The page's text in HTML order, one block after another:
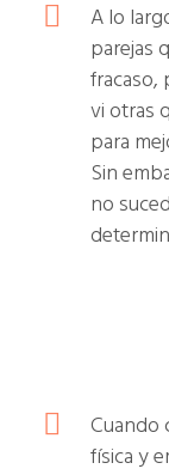
A lo
parejas
fracaso,
vi otras
para
Sin
no
Cuando
física y